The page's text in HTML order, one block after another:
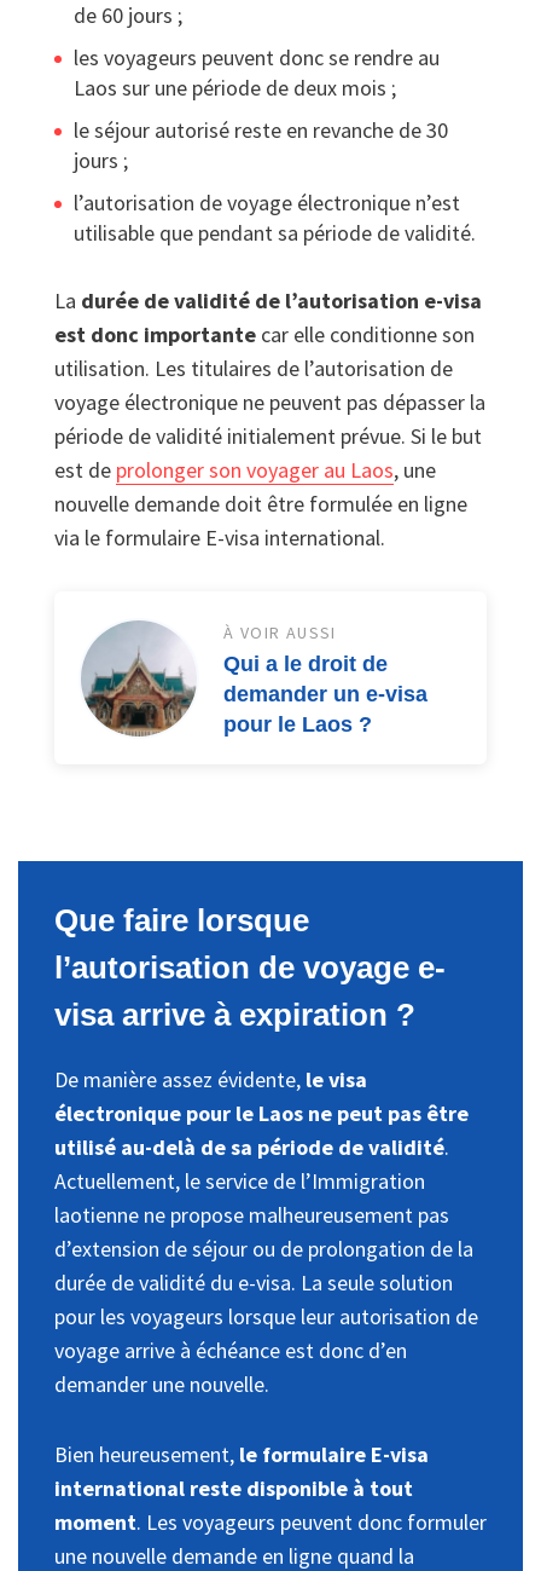
de 60 jours ;
les voyageurs peuvent donc se rendre au
Laos sur une période de deux mois ;
le séjour autorisé reste en revanche de 30
jours ;
l’autorisation de voyage électronique n’est
utilisable que pendant sa période de validité.
La durée de validité de l’autorisation e-visa
est donc importante car elle conditionne son
utilisation. Les titulaires de l’autorisation de
voyage électronique ne peuvent pas dépasser la
période de validité initialement prévue. Si le but
est de prolonger son voyager au Laos, une
nouvelle demande doit être formulée en ligne
via le formulaire E-visa international.
À VOIR AUSSI
Qui a le droit de
demander un e-visa
pour le Laos ?
Que faire lorsque
l’autorisation de voyage e-
visa arrive à expiration ?
De manière assez évidente, le visa
électronique pour le Laos ne peut pas être
utilisé au-delà de sa période de validité.
Actuellement, le service de l’Immigration
laotienne ne propose malheureusement pas
d’extension de séjour ou de prolongation de la
durée de validité du e-visa. La seule solution
pour les voyageurs lorsque leur autorisation de
voyage arrive à échéance est donc d’en
demander une nouvelle.
Bien heureusement, le formulaire E-visa
international reste disponible à tout
moment. Les voyageurs peuvent donc formuler
une nouvelle demande en ligne quand la